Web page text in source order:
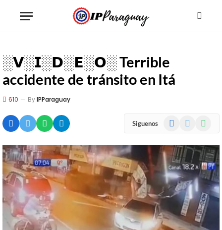
░𝗩░𝗜░𝗗░𝗘░𝗢░ Terrible
accidente de tránsito en Itá
610 ByIPParaguay
Siguenos Facebook